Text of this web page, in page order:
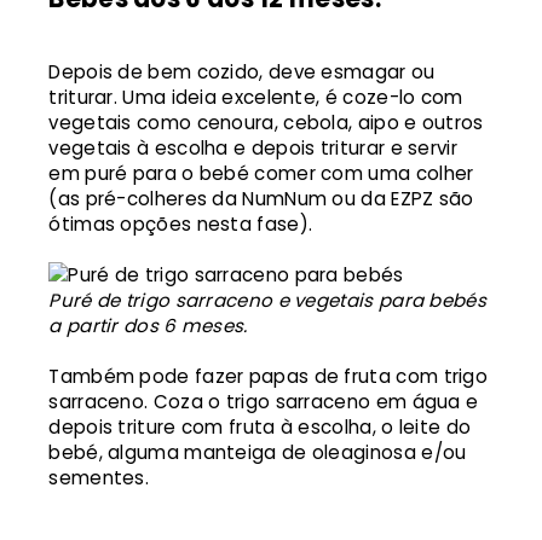
Depois de bem cozido, deve esmagar ou
triturar. Uma ideia excelente, é coze-lo com
vegetais como cenoura, cebola, aipo e outros
vegetais à escolha e depois triturar e servir
em puré para o bebé comer com uma colher
(as pré-colheres da NumNum ou da EZPZ são
ótimas opções nesta fase).
Puré de trigo sarraceno e vegetais para bebés
a partir dos 6 meses.
Também pode fazer papas de fruta com trigo
sarraceno. Coza o trigo sarraceno em água e
depois triture com fruta à escolha, o leite do
bebé, alguma manteiga de oleaginosa e/ou
sementes.